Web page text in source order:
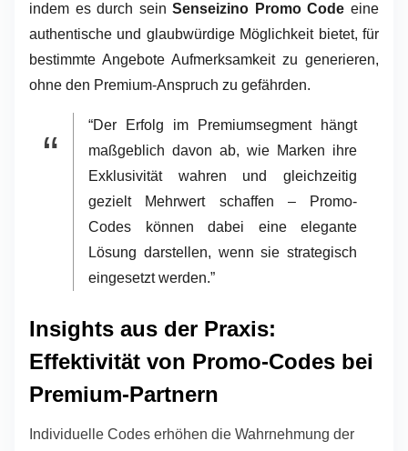
indem es durch seinSenseizino Promo Code eine
authentische und glaubwürdige Möglichkeit bietet, für
bestimmte Angebote Aufmerksamkeit zu generieren,
ohne den Premium-Anspruch zu gefährden.
“Der Erfolg im Premiumsegment hängt
maßgeblich davon ab, wie Marken ihre
Exklusivität wahren und gleichzeitig
gezielt Mehrwert schaffen – Promo-
Codes können dabei eine elegante
Lösung darstellen, wenn sie strategisch
eingesetzt werden.”
Insights aus der Praxis:
Effektivität von Promo-Codes bei
Premium-Partnern
Individuelle Codes erhöhen die Wahrnehmung der